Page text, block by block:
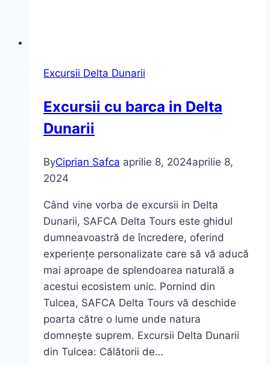
Excursii Delta Dunarii
Excursii cu barca in Delta
Dunarii
ByCiprian Safca aprilie 8, 2024aprilie 8,
2024
Când vine vorba de excursii in Delta
Dunarii, SAFCA Delta Tours este ghidul
dumneavoastră de încredere, oferind
experiențe personalizate care să vă aducă
mai aproape de splendoarea naturală a
acestui ecosistem unic. Pornind din
Tulcea, SAFCA Delta Tours vă deschide
poarta către o lume unde natura
domnește suprem. Excursii Delta Dunarii
din Tulcea: Călătorii de…